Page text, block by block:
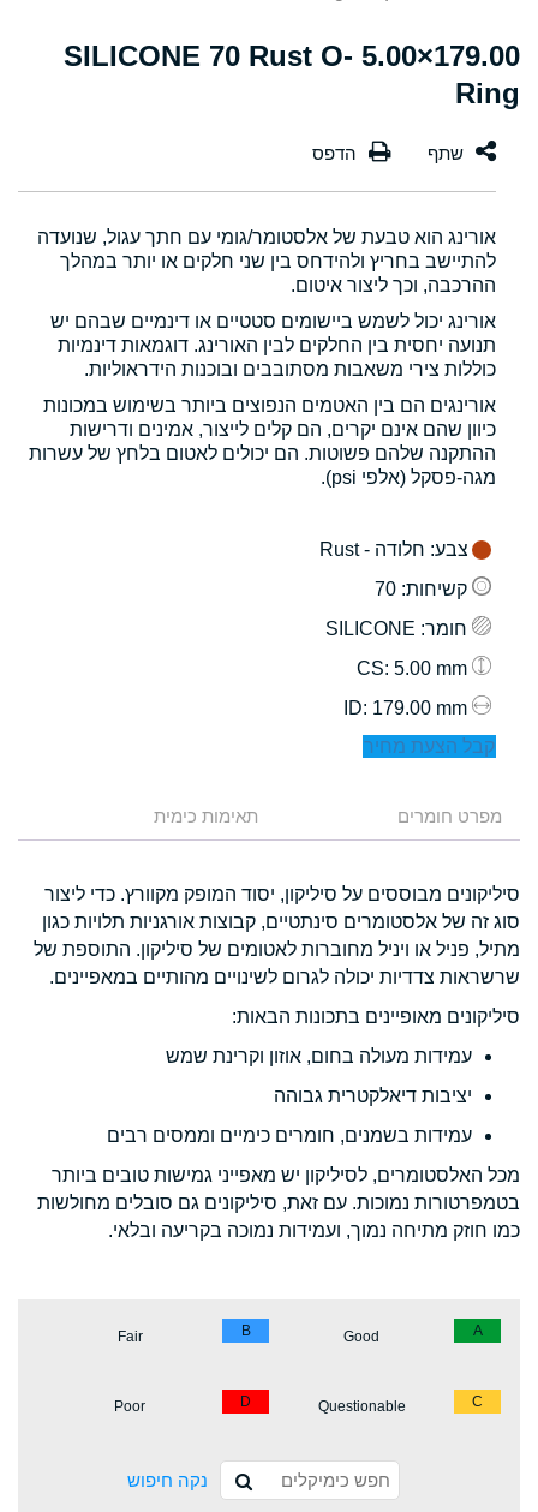
179.00×5.00 SILICONE 70 Rust O-
Ring
אורינג הוא טבעת של אלסטומר/גומי עם חתך עגול, שנועדה
להתיישב בחריץ ולהידחס בין שני חלקים או יותר במהלך
ההרכבה, וכך ליצור איטום.
אורינג יכול לשמש ביישומים סטטיים או דינמיים שבהם יש
תנועה יחסית בין החלקים לבין האורינג. דוגמאות דינמיות
כוללות צירי משאבות מסתובבים ובוכנות הידראוליות.
אורינגים הם בין האטמים הנפוצים ביותר בשימוש במכונות
כיוון שהם אינם יקרים, הם קלים לייצור, אמינים ודרישות
ההתקנה שלהם פשוטות. הם יכולים לאטום בלחץ של עשרות
מגה-פסקל (אלפי psi).
צבע: חלודה - Rust
קשיחות: 70
חומר: SILICONE
: 5.00 mm
: 179.00 mm
קבל הצעת מחיר
מפרט חומרים תאימות כימית
סיליקונים מבוססים על סיליקון, יסוד המופק מקוורץ. כדי ליצור
סוג זה של אלסטומרים סינתטיים, קבוצות אורגניות תלויות כגון
מתיל, פניל או ויניל מחוברות לאטומים של סיליקון. התוספת של
שרשראות צדדיות יכולה לגרום לשינויים מהותיים במאפיינים.
סיליקונים מאופיינים בתכונות הבאות:
עמידות מעולה בחום, אוזון וקרינת שמש
יציבות דיאלקטרית גבוהה
עמידות בשמנים, חומרים כימיים וממסים רבים
מכל האלסטומרים, לסיליקון יש מאפייני גמישות טובים ביותר
בטמפרטורות נמוכות. עם זאת, סיליקונים גם סובלים מחולשות
כמו חוזק מתיחה נמוך, ועמידות נמוכה בקריעה ובלאי.
A
Good
B
Fair
C
Questionable
D
Poor
נקה חיפוש